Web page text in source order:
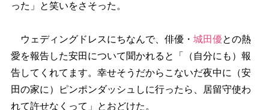
った」と笑いをさそった。
ウェディングドレスにちなんで、俳優・ 城田優との熱
愛を報告した安田について聞かれると「（自分にも）報
告してくれてます。幸せそうだからこないだ夜中に（安
田の家に）ピンポンダッシュしに行ったら、居留守使わ
れて許せなくって」とおどけた。